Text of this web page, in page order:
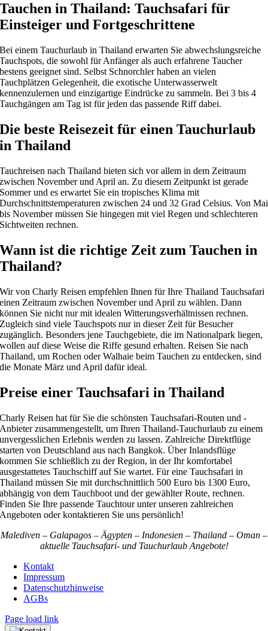
Tauchen in Thailand: Tauchsafari für
Einsteiger und Fortgeschrittene
Bei einem Tauchurlaub in Thailand erwarten Sie abwechslungsreiche
Tauchspots, die sowohl für Anfänger als auch erfahrene Taucher
bestens geeignet sind. Selbst Schnorchler haben an vielen
Tauchplätzen Gelegenheit, die exotische Unterwasserwelt
kennenzulernen und einzigartige Eindrücke zu sammeln. Bei 3 bis 4
Tauchgängen am Tag ist für jeden das passende Riff dabei.
Die beste Reisezeit für einen Tauchurlaub
in Thailand
Tauchreisen nach Thailand bieten sich vor allem in dem Zeitraum
zwischen November und April an. Zu diesem Zeitpunkt ist gerade
Sommer und es erwartet Sie ein tropisches Klima mit
Durchschnittstemperaturen zwischen 24 und 32 Grad Celsius. Von Mai
bis November müssen Sie hingegen mit viel Regen und schlechteren
Sichtweiten rechnen.
Wann ist die richtige Zeit zum Tauchen in
Thailand?
Wir von Charly Reisen empfehlen Ihnen für Ihre Thailand Tauchsafari
einen Zeitraum zwischen November und April zu wählen. Dann
können Sie nicht nur mit idealen Witterungsverhältnissen rechnen.
Zugleich sind viele Tauchspots nur in dieser Zeit für Besucher
zugänglich. Besonders jene Tauchgebiete, die im Nationalpark liegen,
wollen auf diese Weise die Riffe gesund erhalten. Reisen Sie nach
Thailand, um Rochen oder Walhaie beim Tauchen zu entdecken, sind
die Monate März und April dafür ideal.
Preise einer Tauchsafari in Thailand
Charly Reisen hat für Sie die schönsten Tauchsafari-Routen und -
Anbieter zusammengestellt, um Ihren Thailand-Tauchurlaub zu einem
unvergesslichen Erlebnis werden zu lassen. Zahlreiche Direktflüge
starten von Deutschland aus nach Bangkok. Über Inlandsflüge
kommen Sie schließlich zu der Region, in der Ihr komfortabel
ausgestattetes Tauchschiff auf Sie wartet. Für eine Tauchsafari in
Thailand müssen Sie mit durchschnittlich 500 Euro bis 1300 Euro,
abhängig von dem Tauchboot und der gewählter Route, rechnen.
Finden Sie Ihre passende Tauchtour unter unseren zahlreichen
Angeboten oder kontaktieren Sie uns persönlich!
Malediven – Galapagos – Ägypten – Indonesien – Thailand – Oman –
aktuelle Tauchsafari- und Tauchurlaub Angebote!
Kontakt
Impressum
Datenschutzhinweise
AGBs
Page load link